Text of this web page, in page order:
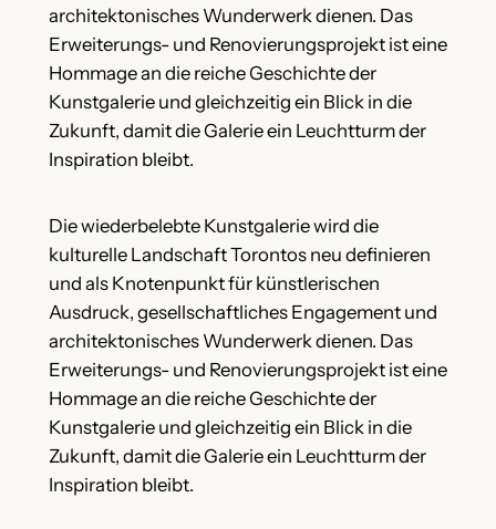
architektonisches Wunderwerk dienen. Das
Erweiterungs- und Renovierungsprojekt ist eine
Hommage an die reiche Geschichte der
Kunstgalerie und gleichzeitig ein Blick in die
Zukunft, damit die Galerie ein Leuchtturm der
Inspiration bleibt.
Die wiederbelebte Kunstgalerie wird die
kulturelle Landschaft Torontos neu definieren
und als Knotenpunkt für künstlerischen
Ausdruck, gesellschaftliches Engagement und
architektonisches Wunderwerk dienen. Das
Erweiterungs- und Renovierungsprojekt ist eine
Hommage an die reiche Geschichte der
Kunstgalerie und gleichzeitig ein Blick in die
Zukunft, damit die Galerie ein Leuchtturm der
Inspiration bleibt.